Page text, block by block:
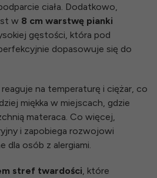
ciała. Dodatkowo,
w 8 cm warstwę pianki
gęstości, która pod
dopasowuje się do
na temperaturę i ciężar, co
miękka w miejscach, gdzie
materaca. Co więcej,
i zapobiega rozwojowi
osób z alergiami.
stref twardości, które